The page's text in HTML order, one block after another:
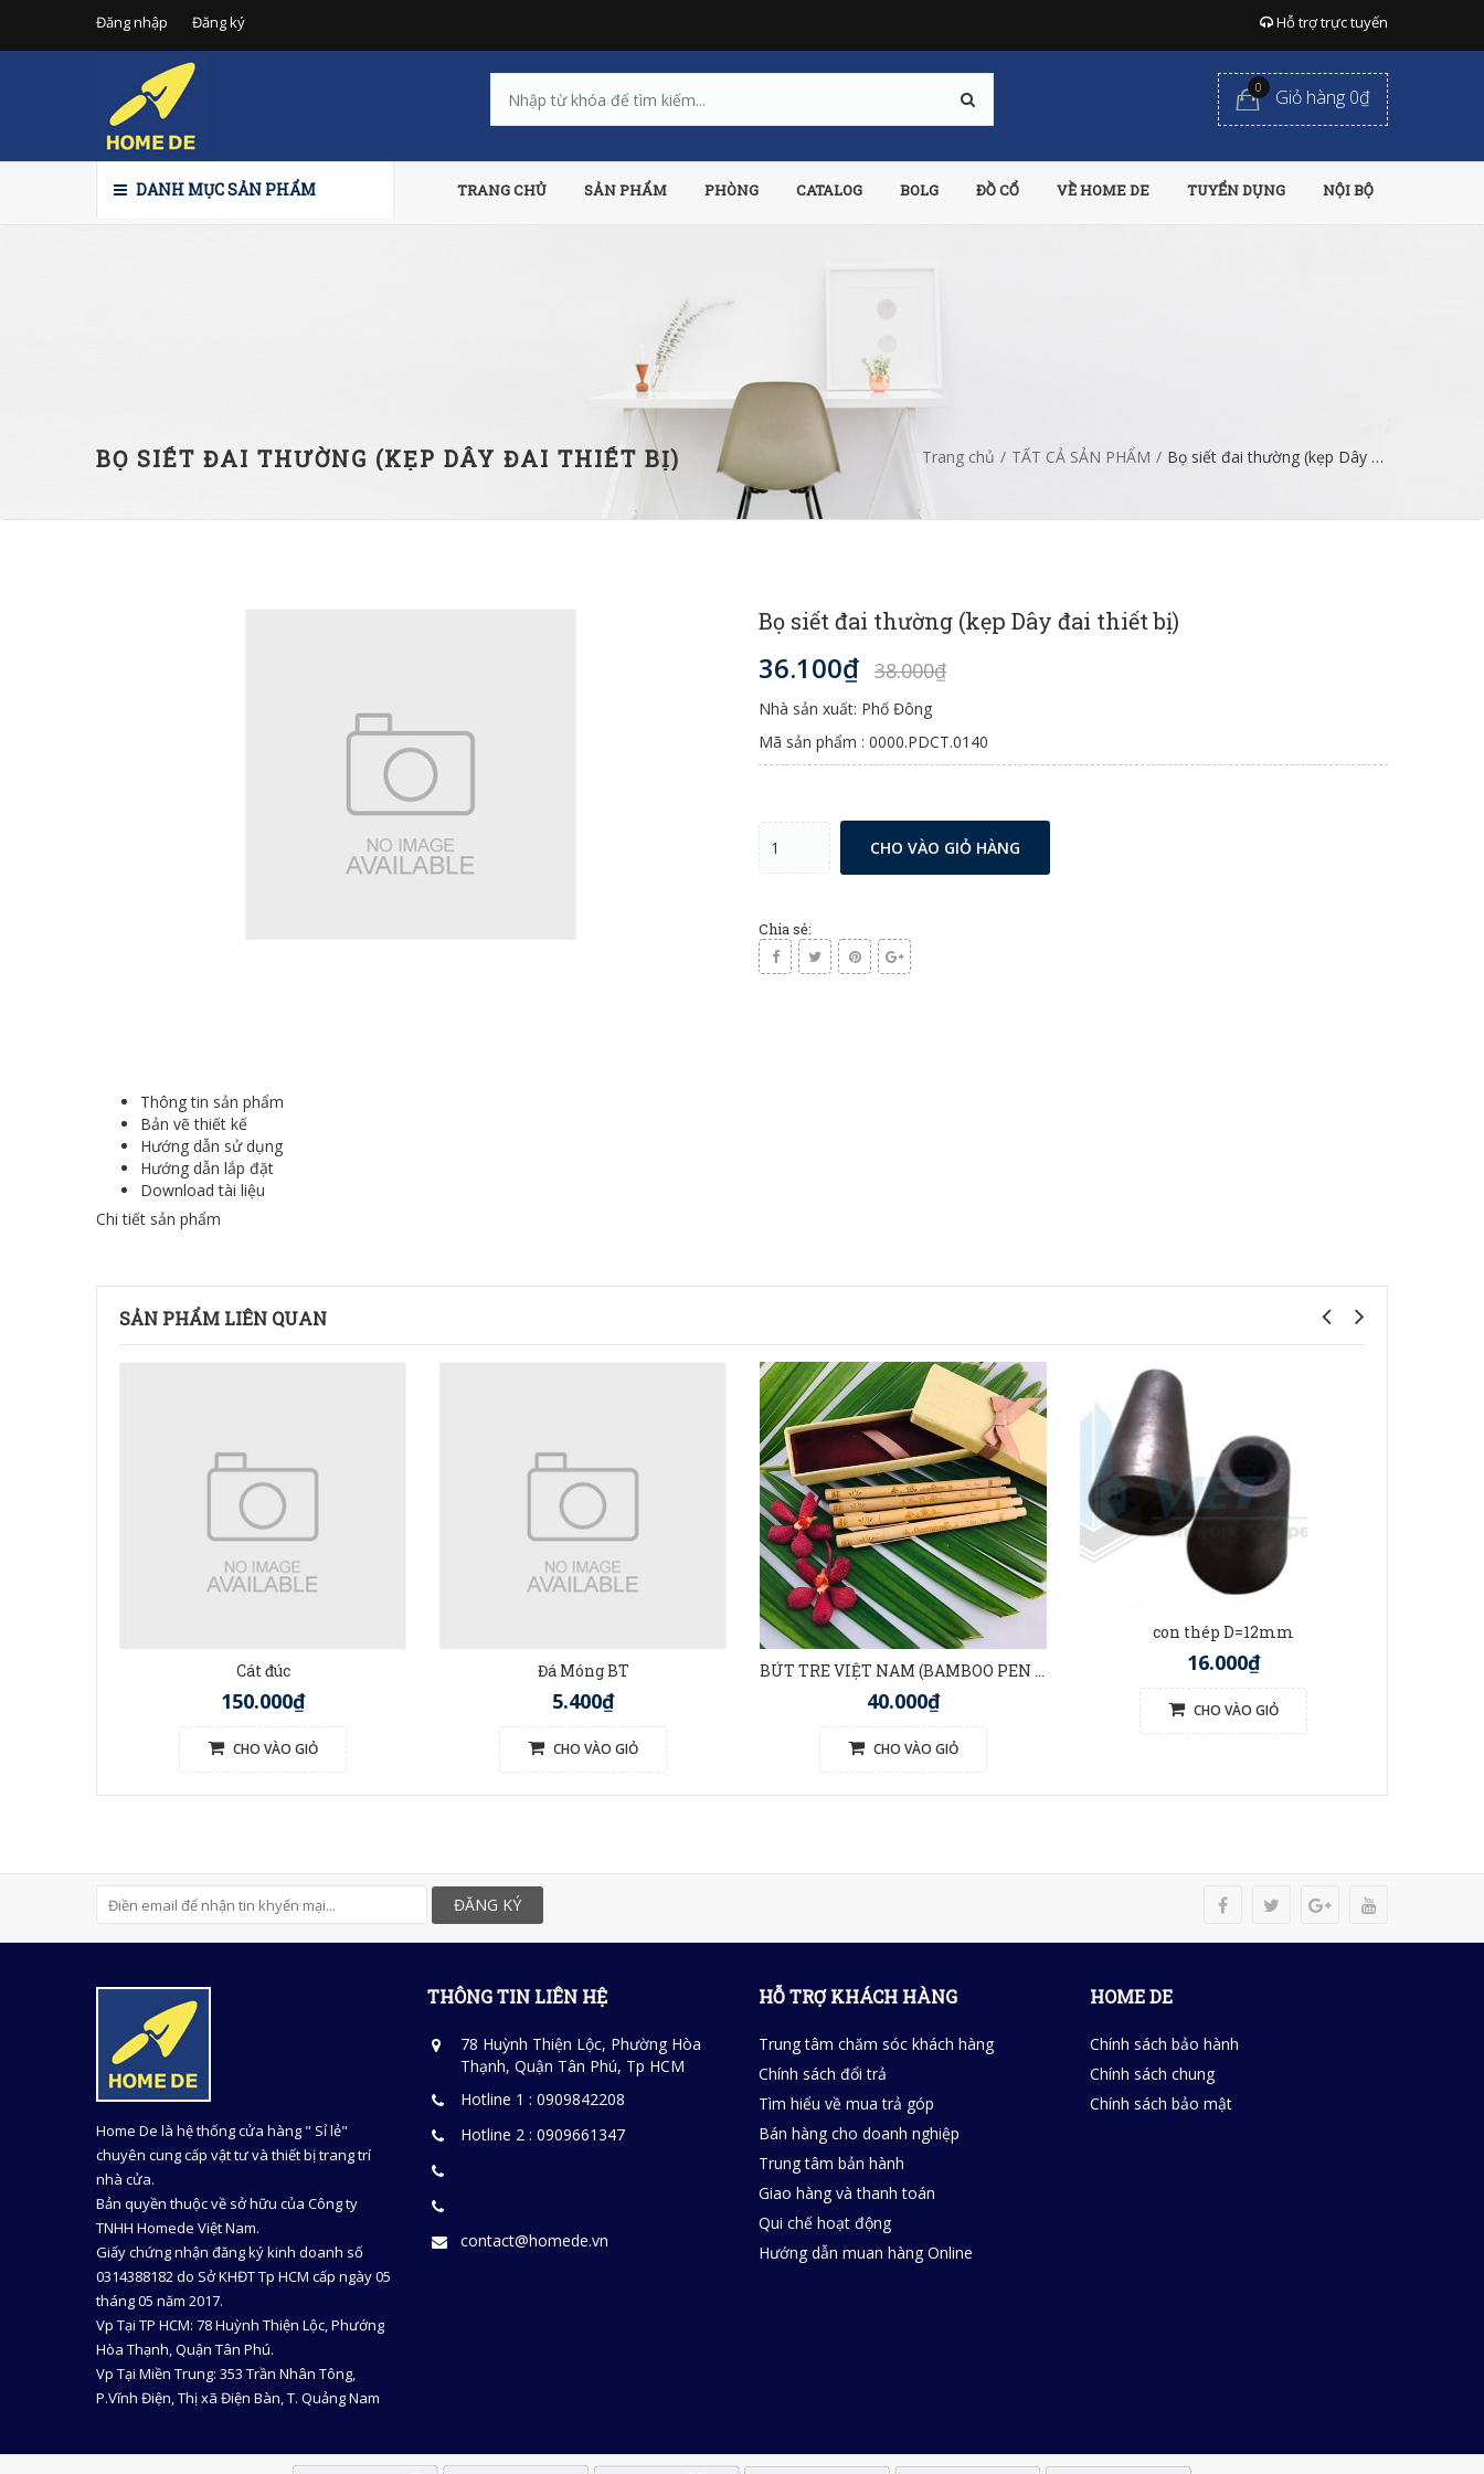
Đăng nhập Đăng ký Hỗ trợ trực tuyến
0 Giỏ hàng 0₫
DANH MỤC SẢN PHẨM TRANG CHỦ SẢN PHẨM PHÒNG CATALOG BOLG ĐỒ CỔ VỀ HOME DE TUYỂN DỤNG NỘI BỘ
BỌ SIẾT ĐAI THƯỜNG (KẸP DÂY ĐAI THIẾT BỊ) Trang chủ / TẤT CẢ SẢN PHẨM / Bọ siết đai thường (kẹp Dây đai thiết bị)
Bọ siết đai thường (kẹp Dây đai thiết bị)
36.100₫ 38.000₫
Nhà sản xuất: Phố Đông
Mã sản phẩm : 0000.PDCT.0140
CHO VÀO GIỎ HÀNG
Chia sẻ:
Thông tin sản phẩm
Bản vẽ thiết kế
Hướng dẫn sử dụng
Hướng dẫn lắp đặt
Download tài liệu
Chi tiết sản phẩm
SẢN PHẨM LIÊN QUAN
Cát đúc
150.000₫
CHO VÀO GIỎ
Đá Móng BT
5.400₫
CHO VÀO GIỎ
BÚT TRE VIỆT NAM (BAMBOO PEN VIETNAM)
40.000₫
CHO VÀO GIỎ
con thép D=12mm
16.000₫
CHO VÀO GIỎ
ĐĂNG KÝ
Home De là hệ thống cửa hàng " Sỉ lẻ"
chuyên cung cấp vật tư và thiết bị trang trí
nhà cửa.
Bản quyền thuộc về sở hữu của Công ty
TNHH Homede Việt Nam.
Giấy chứng nhận đăng ký kinh doanh số
0314388182 do Sở KHĐT Tp HCM cấp ngày 05
tháng 05 năm 2017.
Vp Tại TP HCM: 78 Huỳnh Thiện Lộc, Phướng
Hòa Thạnh, Quận Tân Phú.
Vp Tại Miền Trung: 353 Trần Nhân Tông,
P.Vĩnh Điện, Thị xã Điện Bàn, T. Quảng Nam
THÔNG TIN LIÊN HỆ
78 Huỳnh Thiện Lộc, Phường Hòa
Thạnh, Quận Tân Phú, Tp HCM
Hotline 1 : 0909842208
Hotline 2 : 0909661347
contact@homede.vn
HỖ TRỢ KHÁCH HÀNG
Trung tâm chăm sóc khách hàng
Chính sách đổi trả
Tìm hiểu về mua trả góp
Bán hàng cho doanh nghiệp
Trung tâm bản hành
Giao hàng và thanh toán
Qui chế hoạt động
Hướng dẫn muan hàng Online
HOME DE
Chính sách bảo hành
Chính sách chung
Chính sách bảo mật